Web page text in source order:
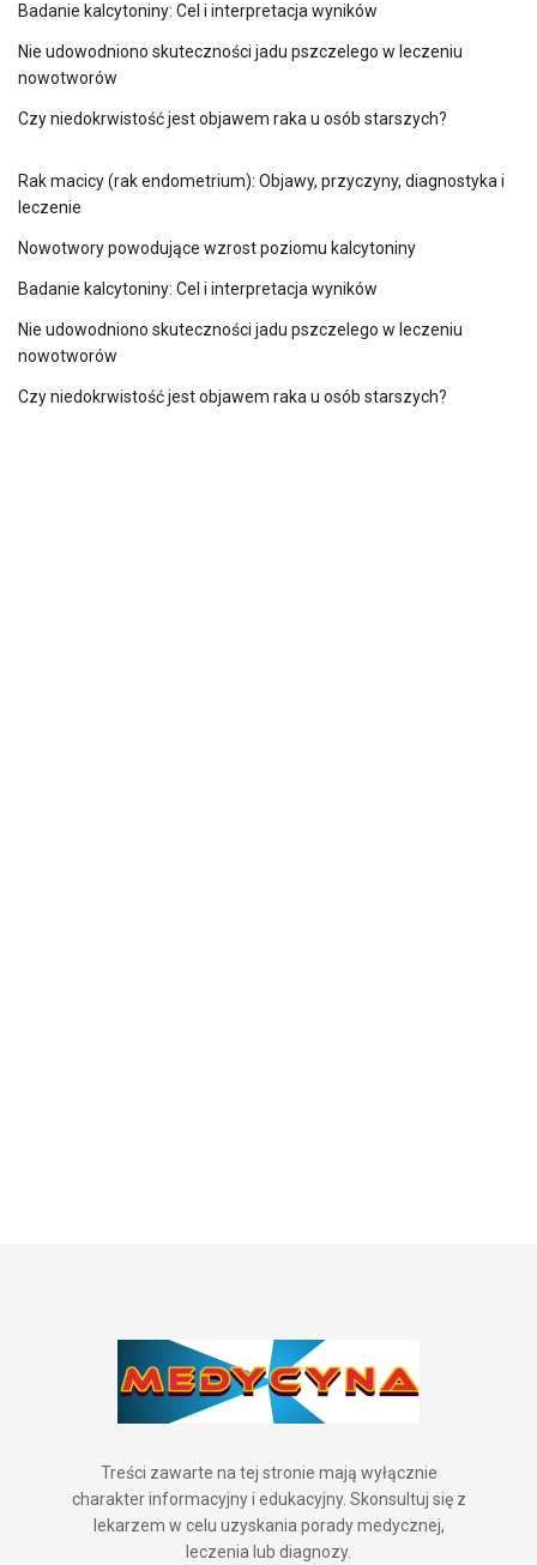
Badanie kalcytoniny: Cel i interpretacja wyników
Nie udowodniono skuteczności jadu pszczelego w leczeniu
nowotworów
Czy niedokrwistość jest objawem raka u osób starszych?
Rak macicy (rak endometrium): Objawy, przyczyny, diagnostyka i
leczenie
Nowotwory powodujące wzrost poziomu kalcytoniny
Badanie kalcytoniny: Cel i interpretacja wyników
Nie udowodniono skuteczności jadu pszczelego w leczeniu
nowotworów
Czy niedokrwistość jest objawem raka u osób starszych?
Treści zawarte na tej stronie mają wyłącznie
charakter informacyjny i edukacyjny. Skonsultuj się z
lekarzem w celu uzyskania porady medycznej,
leczenia lub diagnozy.